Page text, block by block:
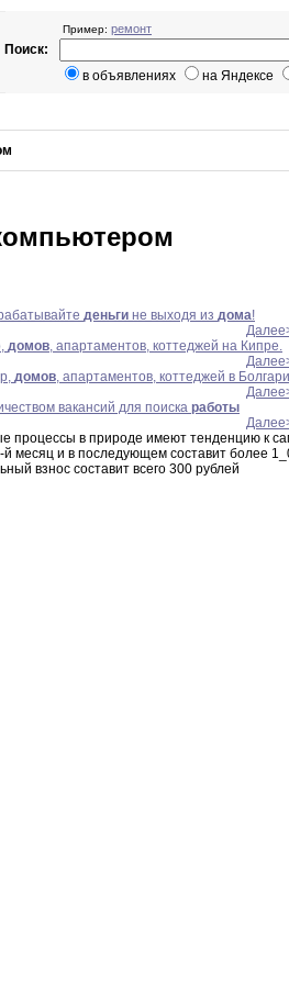
Пример: ремонт
Поиск:
в объявлениях
на Яндексе
деньги не выходя из дома!
домов, апартаментов, коттеджей на Кипре.
домов, апартаментов, коттеджей в
вакансий для поиска работы
процессы в природе имеют тенденцию к
й месяц и в последующем составит более
взнос составит всего 300 рублей